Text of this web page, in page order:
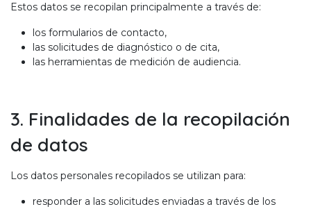
Estos datos se recopilan principalmente a través de:
los formularios de contacto,
las solicitudes de diagnóstico o de cita,
las herramientas de medición de audiencia.
3. Finalidades de la recopilación
de datos
Los datos personales recopilados se utilizan para:
responder a las solicitudes enviadas a través de los